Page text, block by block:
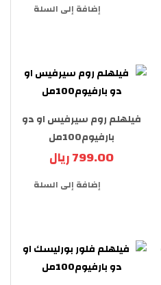
إضافة إلى السلة
فيلهلم روم سيرفيس او دو
بارفيوم100مل
799.00 ريال
إضافة إلى السلة